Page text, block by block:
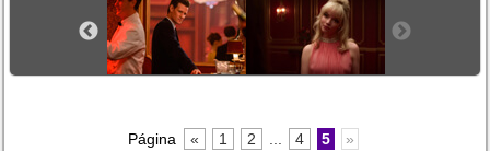
Página « 1 2 4 5 »